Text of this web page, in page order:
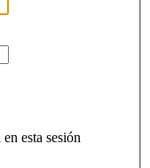
esta sesión